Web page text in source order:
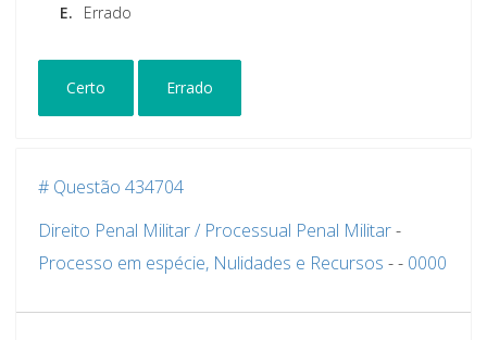
E. Errado
Certo Errado
# Questão 434704
Direito Penal Militar / Processual Penal Militar-
Processo em espécie, Nulidades e Recursos -- 0000